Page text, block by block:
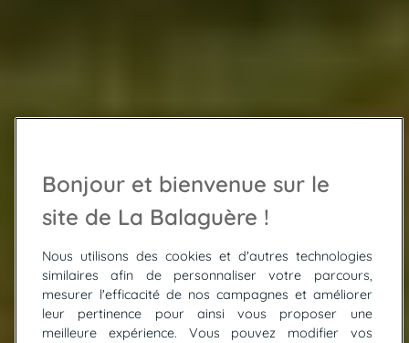
Bonjour et bienvenue sur le
site de La Balaguère !
Nous utilisons des cookies et d'autres technologies
similaires afin de personnaliser votre parcours,
mesurer l'efficacité de nos campagnes et améliorer
leur pertinence pour ainsi vous proposer une
meilleure expérience. Vous pouvez modifier vos